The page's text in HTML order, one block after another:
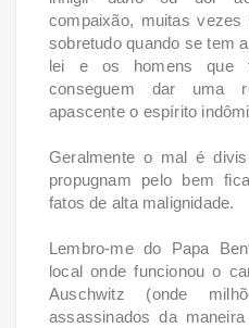
compaixão, muitas
sobretudo quando se tem
lei e os homens que
conseguem dar uma
apascente o espírito
Geralmente o mal é
propugnam pelo bem
fatos de alta malignidade.
Lembro-me do Papa
local onde funcionou o
Auschwitz (onde
assassinados da